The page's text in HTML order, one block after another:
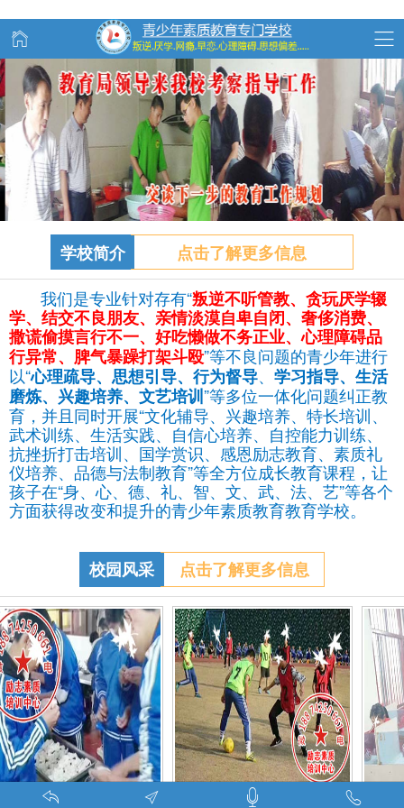
学校简介
点击了解更多信息
我们是专业针对存有“叛逆不听管教、 贪玩厌学辍
学、结交不良朋友、亲情淡漠自卑自闭、奢侈消费、
撒谎偷摸言行不一、好吃懒做不务正业、心理障碍品
行异常、脾气暴躁打架斗殴”等不良问题的青少年进行
以“心理疏导、思想引导、行为督导、 学习指导、生活
磨炼、兴趣培养、文艺培训”等多位一体化问题纠正教
育，并且同时开展“文化辅导、兴趣培养、特长培训、
武术训练、生活实践、自信心培养、自控能力训练、
抗挫折打击培训、国学赏识、感恩励志教育、素质礼
仪培养、品德与法制教育”等全方位成长教育课程，让
孩子在“身、心、德、礼、智、文、武、法、艺”等各个
方面获得改变和提升的青少年素质教育教育学校。
校园风采 点击了解更多信息
特训学校师生携手包饺子体验生活美味-湖南青少年励志教育学校